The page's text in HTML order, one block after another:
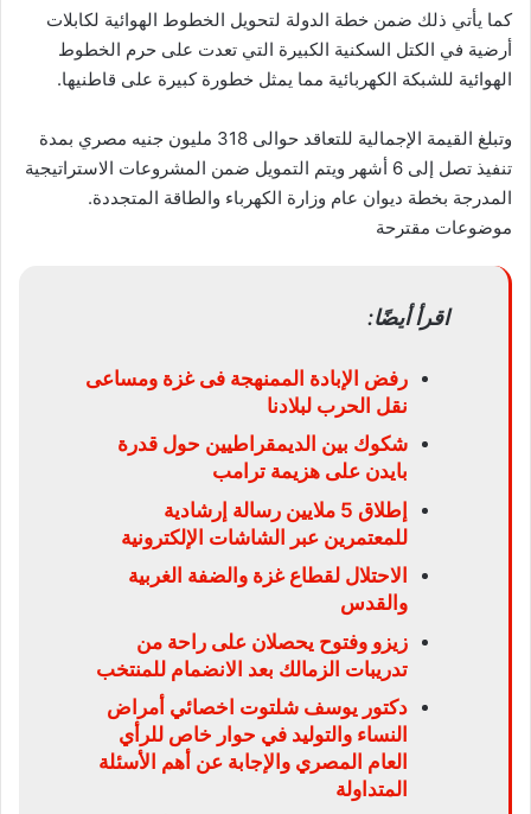
كما يأتي ذلك ضمن خطة الدولة لتحويل الخطوط الهوائية لكابلات
أرضية في الكتل السكنية الكبيرة التي تعدت على حرم الخطوط
الهوائية للشبكة الكهربائية مما يمثل خطورة كبيرة على قاطنيها.
وتبلغ القيمة الإجمالية للتعاقد حوالى 318 مليون جنيه مصري بمدة
تنفيذ تصل إلى 6 أشهر ويتم التمويل ضمن المشروعات الاستراتيجية
المدرجة بخطة ديوان عام وزارة الكهرباء والطاقة المتجددة.
موضوعات مقترحة
اقرأ أيضًا:
رفض الإبادة الممنهجة فى غزة ومساعى
نقل الحرب لبلادنا
شكوك بين الديمقراطيين حول قدرة
بايدن على هزيمة ترامب
إطلاق 5 ملايين رسالة إرشادية
للمعتمرين عبر الشاشات الإلكترونية
الاحتلال لقطاع غزة والضفة الغربية
والقدس
زيزو وفتوح يحصلان على راحة من
تدريبات الزمالك بعد الانضمام للمنتخب
دكتور يوسف شلتوت اخصائي أمراض
النساء والتوليد في حوار خاص للرأي
العام المصري والإجابة عن أهم الأسئلة
المتداولة